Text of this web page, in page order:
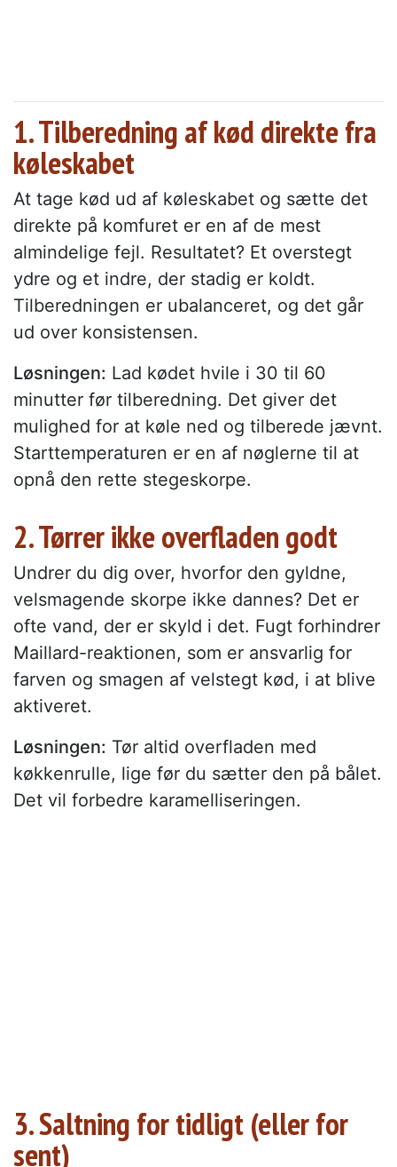
1. Tilberedning af kød direkte fra
køleskabet
At tage kød ud af køleskabet og sætte det
direkte på komfuret er en af de mest
almindelige fejl. Resultatet? Et overstegt
ydre og et indre, der stadig er koldt.
Tilberedningen er ubalanceret, og det går
ud over konsistensen.
Løsningen: Lad kødet hvile i 30 til 60
minutter før tilberedning. Det giver det
mulighed for at køle ned og tilberede jævnt.
Starttemperaturen er en af nøglerne til at
opnå den rette stegeskorpe.
2. Tørrer ikke overfladen godt
Undrer du dig over, hvorfor den gyldne,
velsmagende skorpe ikke dannes? Det er
ofte vand, der er skyld i det. Fugt forhindrer
Maillard-reaktionen, som er ansvarlig for
farven og smagen af velstegt kød, i at blive
aktiveret.
Løsningen: Tør altid overfladen med
køkkenrulle, lige før du sætter den på bålet.
Det vil forbedre karamelliseringen.
3. Saltning for tidligt (eller for
sent)